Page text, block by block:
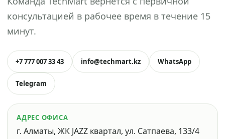
консультацией в рабочее время в течение 15
минут.
+7 777 007 33 43 info@techmart.kz WhatsApp
Telegram
АДРЕС ОФИСА
г. Алматы, ЖК JAZZ квартал, ул. Сатпаева, 133/4